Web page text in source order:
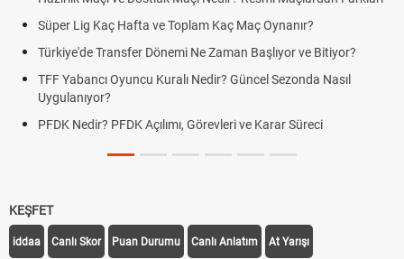
Süper Lig Kaç Hafta ve Toplam Kaç Maç Oynanır?
Türkiye'de Transfer Dönemi Ne Zaman Başlıyor ve Bitiyor?
TFF Yabancı Oyuncu Kuralı Nedir? Güncel Sezonda Nasıl
Uygulanıyor?
PFDK Nedir? PFDK Açılımı, Görevleri ve Karar Süreci
KEŞFET
iddaa Canlı Skor Puan Durumu Canlı Anlatım At Yarışı